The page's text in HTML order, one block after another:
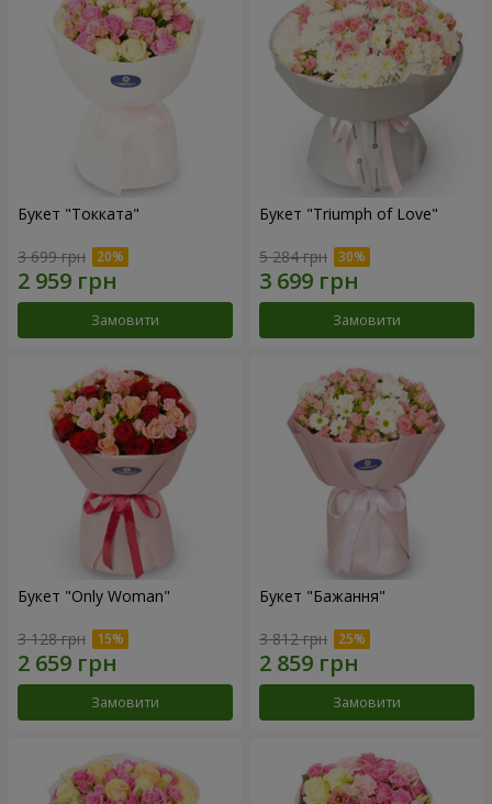
Букет "Токката"
3 699 грн
Замовити
Букет "Triumph of Love"
5 284 грн
Замовити
Букет "Only Woman"
3 128 грн
Замовити
Букет "Бажання"
3 812 грн
Замовити